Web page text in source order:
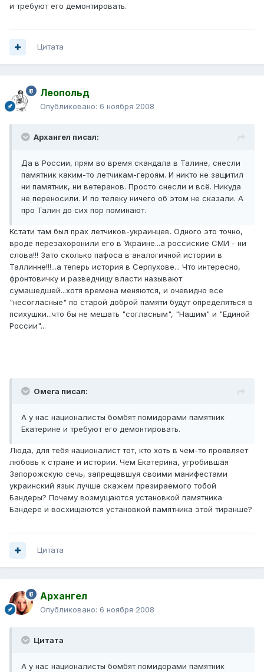
и требуют его демонтировать.
Цитата
Леопольд
Опубликовано: 6 ноября 2008
Архангел писал:
Да в России, прям во время скандала в Талине, снесли
памятник каким-то летчикам-героям. И никто не защитил
ни памятник, ни ветеранов. Просто снесли и всё. Никуда
не переносили. И по телеку ничего об этом не сказали. А
про Талин до сих пор поминают.
Кстати там был прах летчиков-украинцев. Одного это точно,
вроде перезахоронили его в Украине...а россиские СМИ - ни
слова!!! Зато сколько пафоса в аналогичной истории в
Таллинне!!!...а теперь история в Серпухове... Что интересно,
фронтовичку и разведчицу власти называют
сумашедшей...хотя времена меняются, и очевидно все
"несогласные" по старой доброй памяти будут определяться в
психушки...что бы не мешать "согласным", "Нашим" и "Единой
России"...
Омега писал:
А у нас националисты бомбят помидорами памятник
Екатерине и требуют его демонтировать.
Люда, для тебя националист тот, кто хоть в чем-то проявляет
любовь к стране и истории. Чем Екатерина, угробившая
Запорожскую сечь, запрещавшуя своими манифестами
украинский язык лучше скажем презираемого тобой
Бандеры? Почему возмущаются установкой памятника
Бандере и восхищаются установкой памятника этой тиранше?
Цитата
Архангел
Опубликовано: 6 ноября 2008
Цитата
А у нас националисты бомбят помидорами памятник